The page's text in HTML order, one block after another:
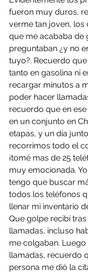
fueron muy duros,
verme tan joven, los
que me acababa de
preguntaban ¿y no
tuyo?. Recuerdo
tanto en gasolina ni
recargar minutos a
poder hacer
recuerdo que en
en un conjunto en
etapas, y un día
recorrimos todo el
¡tomé mas de 25
muy emocionada.
tengo que buscar
todos los teléfonos
llenar mi inventario
Que golpe recibí
llamadas, incluso
me colgaban.
llamadas, recuerdo
persona me dió la